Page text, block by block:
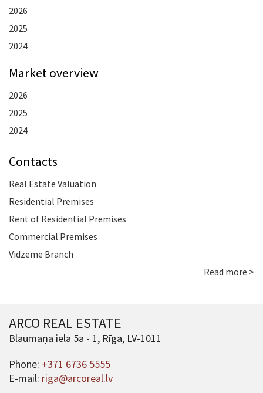
2026
2025
2024
Market overview
2026
2025
2024
Contacts
Real Estate Valuation
Residential Premises
Rent of Residential Premises
Commercial Premises
Vidzeme Branch
Read more >
ARCO REAL ESTATE
Blaumaņa iela 5a - 1, Rīga, LV-1011
Phone: +371 6736 5555
E-mail: riga@arcoreal.lv